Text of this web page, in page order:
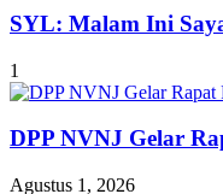
SYL: Malam Ini
1
DPP NVNJ Gelar
Agustus 1, 2026